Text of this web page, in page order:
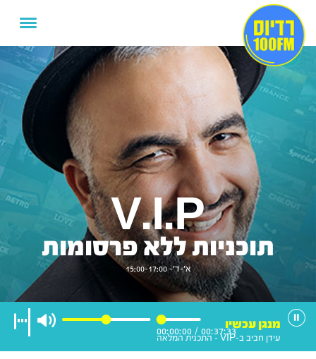
V.I.P
תוכניות ללא פרסומות
א'-ד'- 15:00-17:00
00:37:33
/
00:00:00
מנגן עכשיו
עידן חביב ב-VIP - התכנית המלאה